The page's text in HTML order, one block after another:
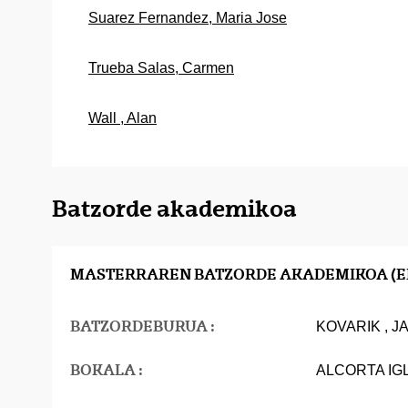
Suarez Fernandez, Maria Jose
Trueba Salas, Carmen
Wall , Alan
Batzorde akademikoa
MASTERRAREN BATZORDE AKADEMIKOA
BATZORDEBURUA : KOVARIK ,
BOKALA : ALCORTA